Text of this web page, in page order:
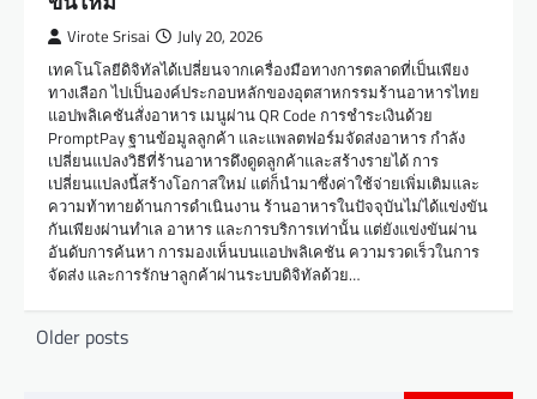
Virote Srisai July 20, 2026
เทคโนโลยีดิจิทัลได้เปลี่ยนจากเครื่องมือทางการตลาดที่เป็นเพียง
ทางเลือก ไปเป็นองค์ประกอบหลักของอุตสาหกรรมร้านอาหารไทย
แอปพลิเคชันสั่งอาหาร เมนูผ่าน QR Code การชำระเงินด้วย
PromptPay ฐานข้อมูลลูกค้า และแพลตฟอร์มจัดส่งอาหาร กำลัง
เปลี่ยนแปลงวิธีที่ร้านอาหารดึงดูดลูกค้าและสร้างรายได้ การ
เปลี่ยนแปลงนี้สร้างโอกาสใหม่ แต่ก็นำมาซึ่งค่าใช้จ่ายเพิ่มเติมและ
ความท้าทายด้านการดำเนินงาน ร้านอาหารในปัจจุบันไม่ได้แข่งขัน
กันเพียงผ่านทำเล อาหาร และการบริการเท่านั้น แต่ยังแข่งขันผ่าน
อันดับการค้นหา การมองเห็นบนแอปพลิเคชัน ความรวดเร็วในการ
จัดส่ง และการรักษาลูกค้าผ่านระบบดิจิทัลด้วย…
Older posts